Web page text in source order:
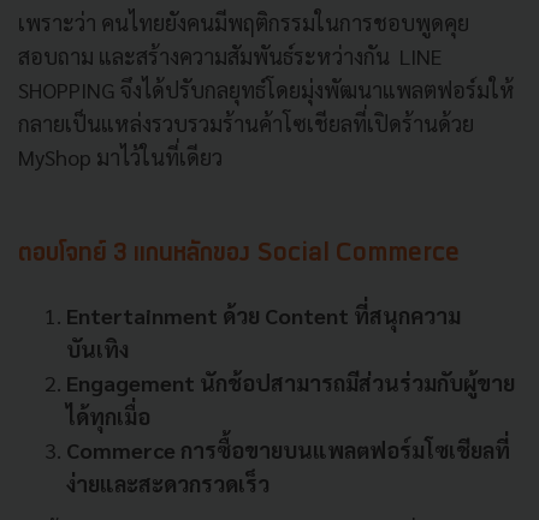
เพราะว่า คนไทยยังคนมีพฤติกรรมในการชอบพูดคุย
สอบถาม และสร้างความสัมพันธ์ระหว่างกัน LINE
SHOPPING จึงได้ปรับกลยุทธ์โดยมุ่งพัฒนาแพลตฟอร์มให้
กลายเป็นแหล่งรวบรวมร้านค้าโซเชียลที่เปิดร้านด้วย
MyShop มาไว้ในที่เดียว
ตอบโจทย์ 3 แกนหลักของ Social Commerce
Entertainment ด้วย Content ที่สนุกความ
บันเทิง
Engagement นักช้อปสามารถมีส่วนร่วมกับผู้ขาย
ได้ทุกเมื่อ
Commerce การซื้อขายบนแพลตฟอร์มโซเชียลที่
ง่ายและสะดวกรวดเร็ว